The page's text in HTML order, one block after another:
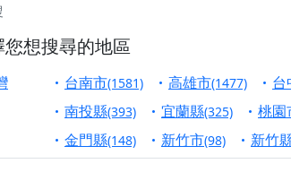
【屏東縣獅子鄉 楓港清華山聖天宮】
終追遠、廣植福田
【桃園市 桃園蓮華寺】盂蘭盆中元
願平安順遂的慈悲心意。
【桃園龜山 慈恩宮】丙午年梁皇寶
想搜尋的地區
台南市(1581) 高雄市(1477) 台
南投縣(393) 宜蘭縣(325) 桃園
金門縣(148) 新竹市(98) 新竹